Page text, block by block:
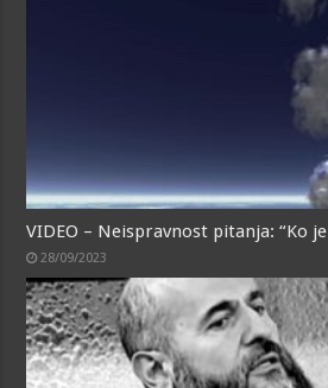
VIDEO – Neispravnost pitanja: “Ko
28/09/2023